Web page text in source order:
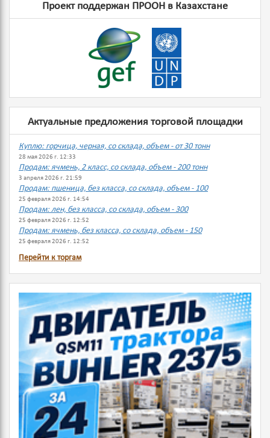
Проект поддержан ПРООН в Казахстане
Актуальные предложения торговой площадки
Куплю: горчица, черная, со склада, объем - от 30 тонн
28 мая 2026 г. 12:33
Продам: ячмень, 2 класс, со склада, объем - 200 тонн
3 апреля 2026 г. 21:59
Продам: пшеница, без класса, со склада, объем - 100
25 февраля 2026 г. 14:54
Продам: лен, без класса, со склада, объем - 300
25 февраля 2026 г. 12:52
Продам: ячмень, без класса, со склада, объем - 150
25 февраля 2026 г. 12:52
Перейти к торгам